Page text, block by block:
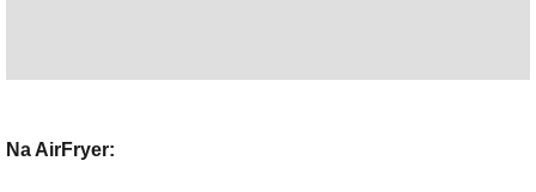
Na AirFryer: